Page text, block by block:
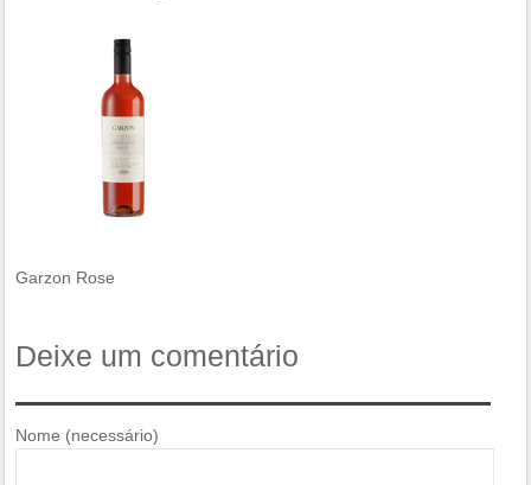
Garzon Rose
Deixe um comentário
Nome (necessário)